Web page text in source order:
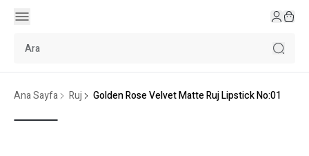
Ana Sayfa Ruj Golden Rose Velvet Matte Ruj Lipstick No:01